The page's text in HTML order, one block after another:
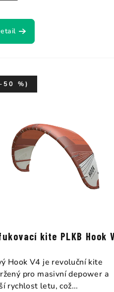
kite PLKB Hook
%)
Hook V4 je revoluční kite
pro masivní depower a
rychlost letu, což...